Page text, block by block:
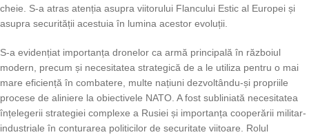
cheie. S-a atras atenția asupra viitorului Flancului Estic al Europei și
asupra securității acestuia în lumina acestor evoluții.
S-a evidențiat importanța dronelor ca armă principală în războiul
modern, precum și necesitatea strategică de a le utiliza pentru o mai
mare eficiență în combatere, multe națiuni dezvoltându-și propriile
procese de aliniere la obiectivele NATO. A fost subliniată necesitatea
înțelegerii strategiei complexe a Rusiei și importanța cooperării militar-
industriale în conturarea politicilor de securitate viitoare. Rolul